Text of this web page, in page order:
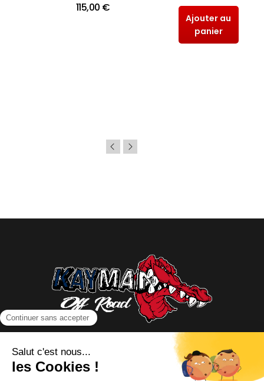
115,00 €
Ajouter au
panier
NOUS CONTACTER